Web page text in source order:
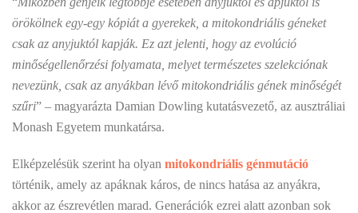
örökölnek egy-egy kópiát a gyerekek, a mitokondriális géneket
csak az anyjuktól kapják. Ez azt jelenti, hogy az evolúció
minőségellenőrzési folyamata, melyet természetes szelekciónak
nevezünk, csak az anyákban lévő mitokondriális gének minőségét
szűri” – magyarázta Damian Dowling kutatásvezető, az ausztráliai
Monash Egyetem munkatársa.
Elképzelésük szerint ha olyan mitokondriális génmutáció
történik, amely az apáknak káros, de nincs hatása az anyákra,
akkor az észrevétlen marad. Generációk ezrei alatt azonban sok